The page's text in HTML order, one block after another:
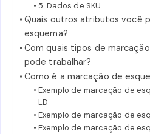
5. Dados de SKU
Quais outros atributos você
esquema?
Com quais tipos de
pode trabalhar?
Como é a marcação de
Exemplo de marcação de
LD
Exemplo de marcação de
Exemplo de marcação de